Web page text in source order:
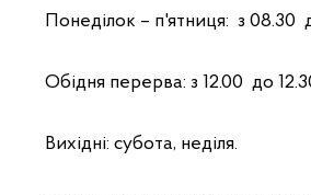
Понеділок – п'ятниця: з 08.30
Обідня перерва: з 12.00 до
Вихідні: субота, неділя.